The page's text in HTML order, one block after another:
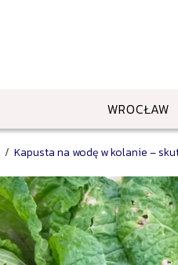
WROCŁAW
/ Kapusta na wodę w kolanie –